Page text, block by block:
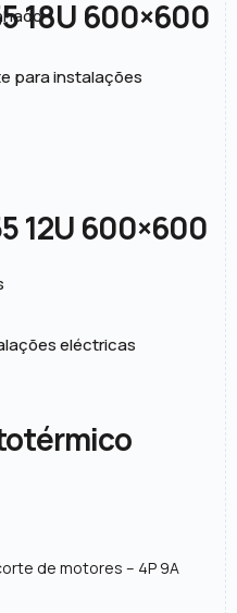
para instalações
eléctricas
18U 600×600
12U 600×600